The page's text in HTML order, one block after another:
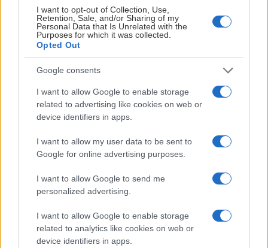
I want to opt-out of Collection, Use,
Retention, Sale, and/or Sharing of my
Personal Data that Is Unrelated with the
Purposes for which it was collected.
Opted Out
Google consents
I want to allow Google to enable storage
related to advertising like cookies on web or
device identifiers in apps.
I want to allow my user data to be sent to
Google for online advertising purposes.
I want to allow Google to send me
personalized advertising.
I want to allow Google to enable storage
related to analytics like cookies on web or
device identifiers in apps.
långsiktighet, samtidigt som Nordic Wellness kan erbjuda
våra representationslag fantastiska träningsmöjligheter
över hela Sverige. Det skapar ett mervärde både i vardagen
och under våra resor
chef i Timrå IK.
Det treåriga avtalet skapar en stabil grund för ett
långsiktigt samarbete där båda parter vill bidra till
utveckling, engagemang och hållbara prestationer. För
Timrå IK är valet av partner lika mycket en fråga om
gemensamma värderingar som kommersiellt
välkomna till den rödvita familjen och ser fram emot att
tillsammans fortsätta utveckla framtidens Timrå IK – på
och utanför isen.
ADAM FORSSTRÖM SÄLG